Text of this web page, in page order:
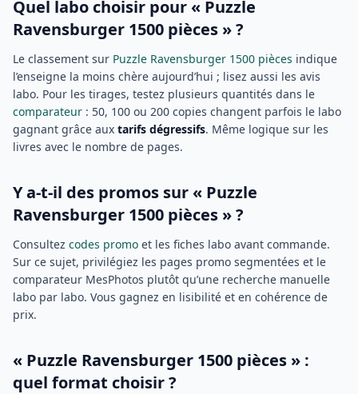
Quel labo choisir pour « Puzzle
Ravensburger 1500 pièces » ?
Le classement sur Puzzle Ravensburger 1500 pièces indique
l’enseigne la moins chère aujourd’hui ; lisez aussi les avis
labo. Pour les tirages, testez plusieurs quantités dans le
comparateur : 50, 100 ou 200 copies changent parfois le labo
gagnant grâce aux tarifs dégressifs. Même logique sur les
livres avec le nombre de pages.
Y a-t-il des promos sur « Puzzle
Ravensburger 1500 pièces » ?
Consultez codes promo et les fiches labo avant commande.
Sur ce sujet, privilégiez les pages promo segmentées et le
comparateur MesPhotos plutôt qu’une recherche manuelle
labo par labo. Vous gagnez en lisibilité et en cohérence de
prix.
« Puzzle Ravensburger 1500 pièces » :
quel format choisir ?